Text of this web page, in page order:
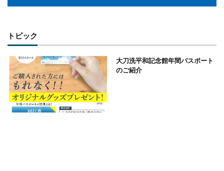
トピック
大刀洗平和記念館年間パスポート
のご紹介